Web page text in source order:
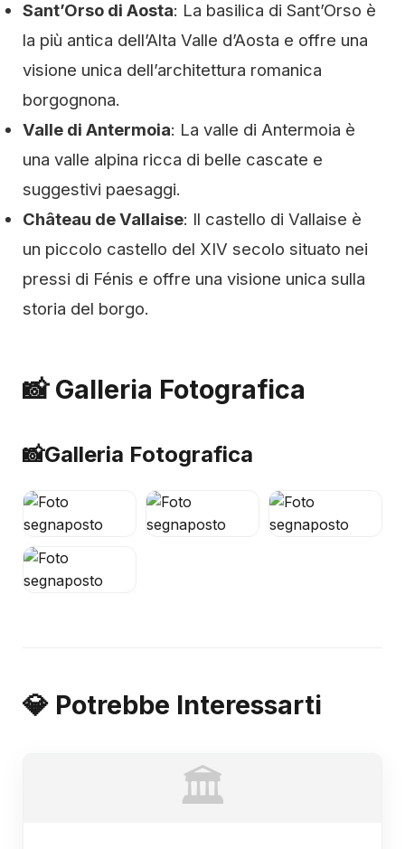
Sant’Orso di Aosta: La basilica di Sant’Orso è
la più antica dell’Alta Valle d’Aosta e offre una
visione unica dell’architettura romanica
borgognona.
Valle di Antermoia: La valle di Antermoia è
una valle alpina ricca di belle cascate e
suggestivi paesaggi.
Château de Vallaise: Il castello di Vallaise è
un piccolo castello del XIV secolo situato nei
pressi di Fénis e offre una visione unica sulla
storia del borgo.
📸 Galleria Fotografica
📸Galleria Fotografica
💎 Potrebbe Interessarti
🏛️